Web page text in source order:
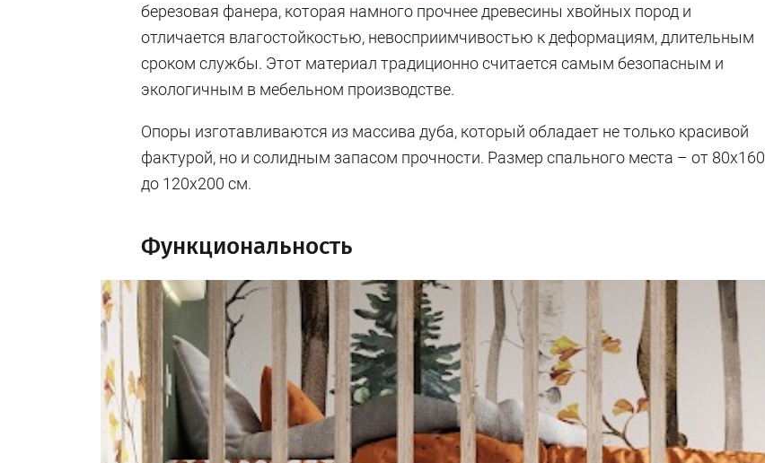
березовая фанера, которая намного прочнее древесины хвойных пород и
отличается влагостойкостью, невосприимчивостью к деформациям, длительным
сроком службы. Этот материал традиционно считается самым безопасным и
экологичным в мебельном производстве.
Опоры изготавливаются из массива дуба, который обладает не только красивой
фактурой, но и солидным запасом прочности. Размер спального места – от 80х160
до 120х200 см.
Функциональность